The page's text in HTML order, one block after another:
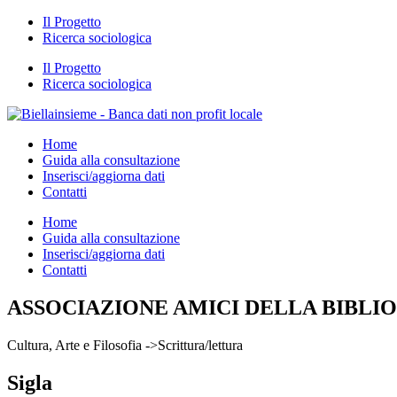
Il Progetto
Ricerca sociologica
Il Progetto
Ricerca sociologica
Home
Guida alla consultazione
Inserisci/aggiorna dati
Contatti
Home
Guida alla consultazione
Inserisci/aggiorna dati
Contatti
ASSOCIAZIONE AMICI DELLA
Cultura, Arte e Filosofia ->Scrittura/lettura
Sigla